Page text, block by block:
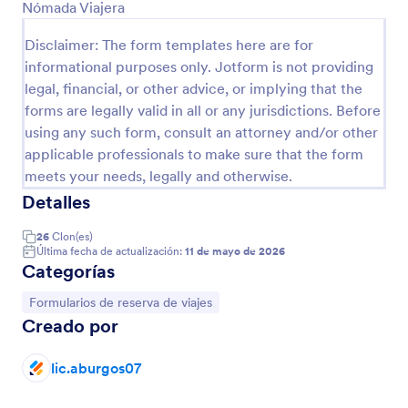
Nómada Viajera
Disclaimer: The form templates here are for
informational purposes only. Jotform is not providing
legal, financial, or other advice, or implying that the
forms are legally valid in all or any jurisdictions. Before
using any such form, consult an attorney and/or other
applicable professionals to make sure that the form
meets your needs, legally and otherwise.
Detalles
26 Clon(es)
Última fecha de actualización: 11 de mayo de 2026
Categorías
Ir a Categoría:
Formularios de reserva de viajes
Creado por
lic.aburgos07
Vista previa